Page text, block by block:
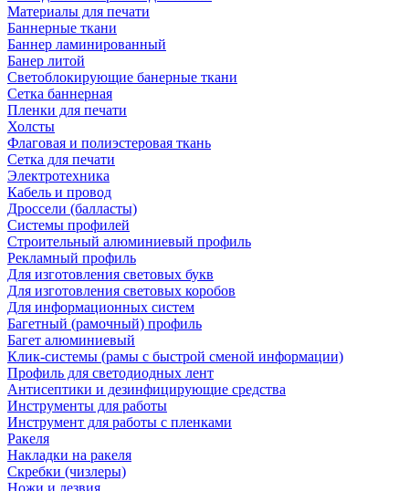
Материалы для печати
Баннерные ткани
Баннер ламинированный
Банер литой
Светоблокирующие банерные ткани
Сетка баннерная
Пленки для печати
Холсты
Флаговая и полиэстеровая ткань
Сетка для печати
Электротехника
Кабель и провод
Дроссели (балласты)
Системы профилей
Строительный алюминиевый профиль
Рекламный профиль
Для изготовления световых букв
Для изготовления световых коробов
Для информационных систем
Багетный (рамочный) профиль
Багет алюминиевый
Клик-системы (рамы с быстрой сменой информации)
Профиль для светодиодных лент
Антисептики и дезинфицирующие средства
Инструменты для работы
Инструмент для работы с пленками
Ракеля
Накладки на ракеля
Скребки (чизлеры)
Ножи и лезвия